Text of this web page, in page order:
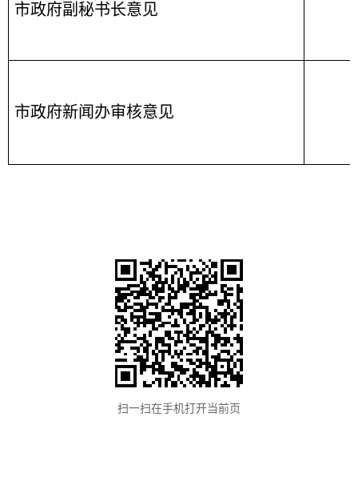
市政府副秘书长意见
市政府新闻办审核意见
扫一扫在手机打开当前页